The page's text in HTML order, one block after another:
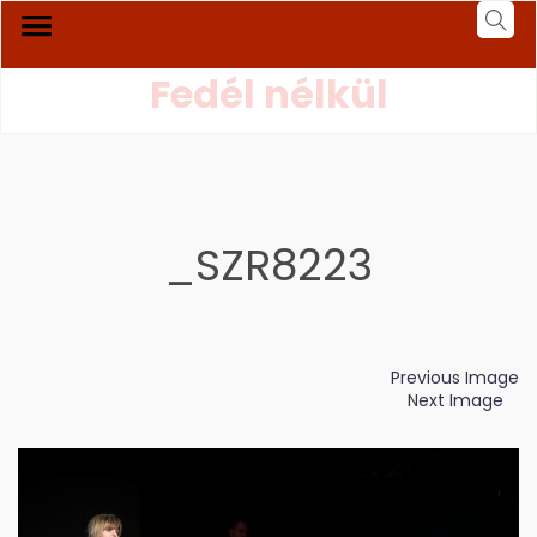
Fedél nélkül
_SZR8223
Previous Image
Next Image